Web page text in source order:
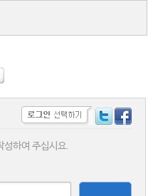
성하여 주십시요.